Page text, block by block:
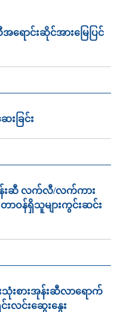
ာင်းဆိုင်အားမြေပြင်
းခြင်း
အုန်းဆီ လက်လီ/လက်ကား
တာဝန်ရှိသူများကွင်းဆင်း
စားအုန်းဆီလာရောက်
လင်းဆွေးနွေး